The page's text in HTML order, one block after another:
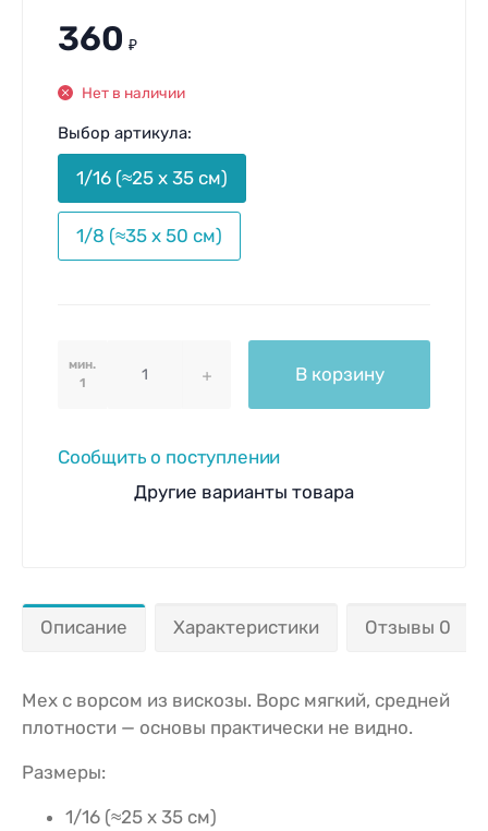
360 ₽
Нет в наличии
Выбор артикула:
1/16 (≈25 х 35 см)
1/8 (≈35 х 50 см)
мин.
1
В корзину
Сообщить о поступлении
Другие варианты товара
Описание Характеристики Отзывы 0
Мех с ворсом из вискозы. Ворс мягкий, средней
плотности — основы практически не видно.
Размеры:
1/16 (≈25 х 35 см)